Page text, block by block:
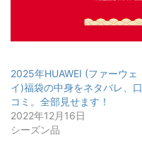
2025年HUAWEI (ファーウェ
イ)福袋の中身をネタバレ、口
コミ。全部見せます！
2022年12月16日
シーズン品